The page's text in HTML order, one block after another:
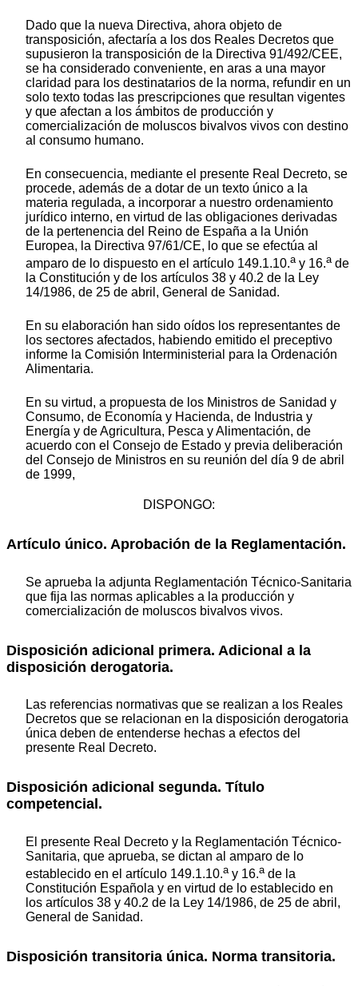
Dado que la nueva Directiva, ahora objeto de
transposición, afectaría a los dos Reales Decretos que
supusieron la transposición de la Directiva 91/492/CEE,
se ha considerado conveniente, en aras a una mayor
claridad para los destinatarios de la norma, refundir en un
solo texto todas las prescripciones que resultan vigentes
y que afectan a los ámbitos de producción y
comercialización de moluscos bivalvos vivos con destino
al consumo humano.
En consecuencia, mediante el presente Real Decreto, se
procede, además de a dotar de un texto único a la
materia regulada, a incorporar a nuestro ordenamiento
jurídico interno, en virtud de las obligaciones derivadas
de la pertenencia del Reino de España a la Unión
Europea, la Directiva 97/61/CE, lo que se efectúa al
amparo de lo dispuesto en el artículo 149.1.10.ay 16.ade
la Constitución y de los artículos 38 y 40.2 de la Ley
14/1986, de 25 de abril, General de Sanidad.
En su elaboración han sido oídos los representantes de
los sectores afectados, habiendo emitido el preceptivo
informe la Comisión Interministerial para la Ordenación
Alimentaria.
En su virtud, a propuesta de los Ministros de Sanidad y
Consumo, de Economía y Hacienda, de Industria y
Energía y de Agricultura, Pesca y Alimentación, de
acuerdo con el Consejo de Estado y previa deliberación
del Consejo de Ministros en su reunión del día 9 de abril
de 1999,
DISPONGO:
Artículo único. Aprobación de la Reglamentación.
Se aprueba la adjunta Reglamentación Técnico-Sanitaria
que fija las normas aplicables a la producción y
comercialización de moluscos bivalvos vivos.
Disposición adicional primera. Adicional a la
disposición derogatoria.
Las referencias normativas que se realizan a los Reales
Decretos que se relacionan en la disposición derogatoria
única deben de entenderse hechas a efectos del
presente Real Decreto.
Disposición adicional segunda. Título
competencial.
El presente Real Decreto y la Reglamentación Técnico-
Sanitaria, que aprueba, se dictan al amparo de lo
establecido en el artículo 149.1.10.ay 16.ade la
Constitución Española y en virtud de lo establecido en
los artículos 38 y 40.2 de la Ley 14/1986, de 25 de abril,
General de Sanidad.
Disposición transitoria única. Norma transitoria.